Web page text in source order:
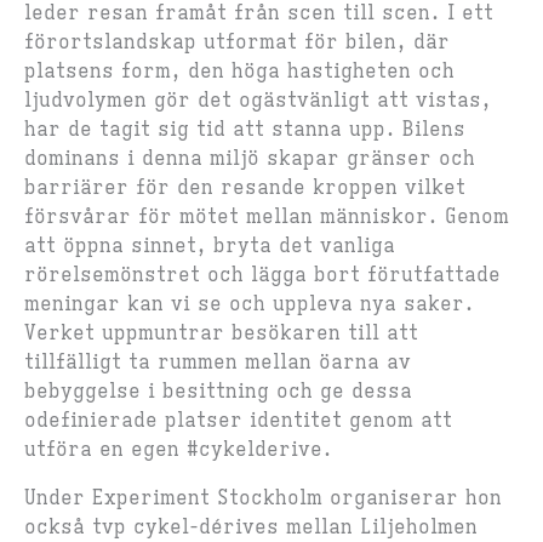
leder resan framåt från scen till scen. I ett
förortslandskap utformat för bilen, där
platsens form, den höga hastigheten och
ljudvolymen gör det ogästvänligt att vistas,
har de tagit sig tid att stanna upp. Bilens
dominans i denna miljö skapar gränser och
barriärer för den resande kroppen vilket
försvårar för mötet mellan människor. Genom
att öppna sinnet, bryta det vanliga
rörelsemönstret och lägga bort förutfattade
meningar kan vi se och uppleva nya saker.
Verket uppmuntrar besökaren till att
tillfälligt ta rummen mellan öarna av
bebyggelse i besittning och ge dessa
odefinierade platser identitet genom att
utföra en egen #cykelderive.
Under Experiment Stockholm organiserar hon
också tvp cykel-dérives mellan Liljeholmen